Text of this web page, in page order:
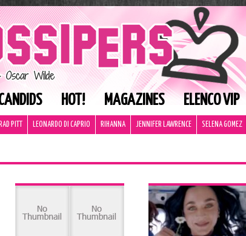
HOT! MAGAZINES ELENCO VIP
PITT LEONARDO DI CAPRIO RIHANNA JENNIFER LAWRENCE SELENA GOMEZ